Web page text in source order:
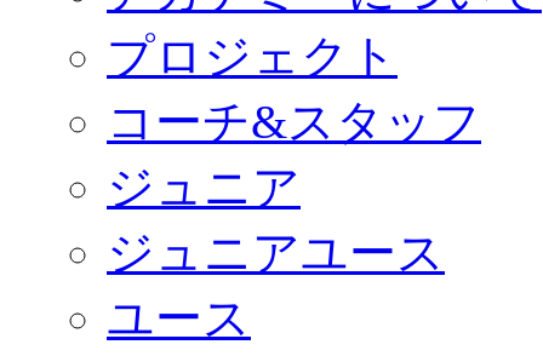
プロジェクト
コーチ&スタッフ
ジュニア
ジュニアユース
ユース